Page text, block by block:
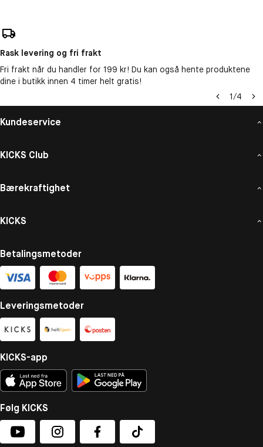
Rask levering og fri frakt
Fri frakt når du handler for 199 kr! Du kan også hente produktene
dine i butikk innen 4 timer helt gratis!
1/4
Kundeservice
KICKS Club
Bærekraftighet
KICKS
Betalingsmetoder
Leveringsmetoder
KICKS-app
Følg KICKS